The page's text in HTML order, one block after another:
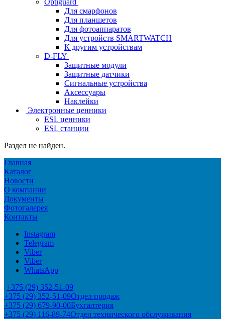
Для смарфонов
Для планшетов
Для фотоаппаратов
Для устройств SMARTWATCH
К другим устройствам
D-FLY
Защитные модули
Защитные датчики
Сигнальные устройства
Аксессуары
Наклейки
Электронные ценники
ESL ценники
ESL станции
Раздел не найден.
Главная
Каталог
Новости
О компании
Документы
Фотогалерея
Контакты
Instagram
Telegram
Viber
Viber
WhatsApp
+375 (29) 352-51-09
+375 (29) 352-51-09Отдел продаж
+375 (29) 679-90-00Бухгалтерия
+375 (29) 116-89-74Отдел технического обслуживания